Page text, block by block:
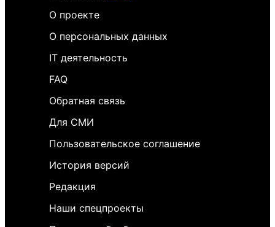
О проекте
О персональных данных
IT деятельность
FAQ
Обратная связь
Для СМИ
Пользовательское соглашение
История версий
Редакция
Наши спецпроекты